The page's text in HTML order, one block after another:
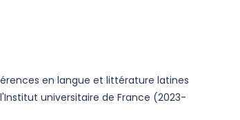
en langue et littérature latines
universitaire de France (2023-